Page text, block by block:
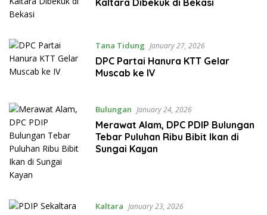
Kaltara Dibekuk di Bekasi
Tana Tidung January 27, 2026
DPC Partai Hanura KTT Gelar
Muscab ke IV
Bulungan January 24, 2026
Merawat Alam, DPC PDIP Bulungan
Tebar Puluhan Ribu Bibit Ikan di
Sungai Kayan
Kaltara January 23, 2026